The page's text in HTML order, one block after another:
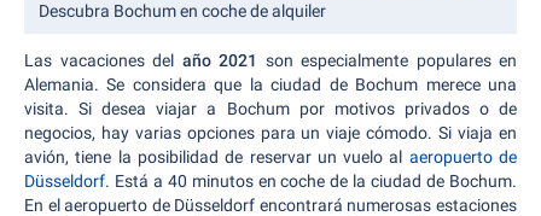
Descubra Bochum en coche de alquiler
Las vacaciones del año 2021 son especialmente populares en
Alemania. Se considera que la ciudad de Bochum merece una
visita. Si desea viajar a Bochum por motivos privados o de
negocios, hay varias opciones para un viaje cómodo. Si viaja en
avión, tiene la posibilidad de reservar un vuelo al aeropuerto de
Düsseldorf. Está a 40 minutos en coche de la ciudad de Bochum.
En el aeropuerto de Düsseldorf encontrará numerosas estaciones